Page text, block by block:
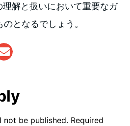
解と扱いにおいて重要なガ
となるでしょう。
not be published. Required